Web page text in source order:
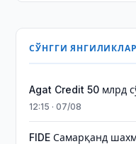
СЎНГГИ ЯНГИЛИКЛАР
Agat Credit 50 млрд
12:15 · 07/08
FIDE Самарқанд